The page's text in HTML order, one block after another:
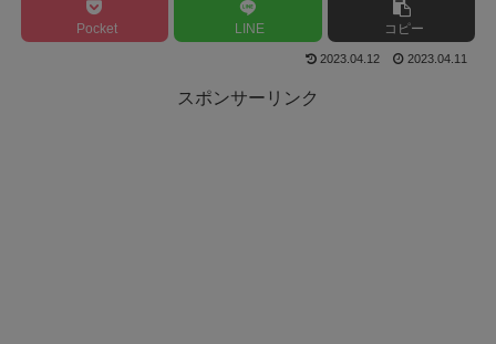
Pocket LINE コピー
2023.04.12 2023.04.11
スポンサーリンク